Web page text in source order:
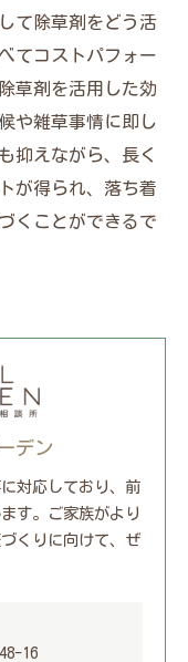
て除草剤をどう活
てコストパフォー
草剤を活用した効
や雑草事情に即し
抑えながら、長く
が得られ、落ち着
くことができるで
デン
対応しており、前
す。ご家族がより
くりに向けて、ぜ
16